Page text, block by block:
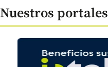
Nuestros portales